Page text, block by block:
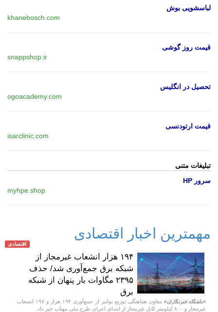
لباسشویی بوش
khanebosch.com
قیمت روز گوشی
snappshop.ir
تحصیل در انگلیس
ogoacademy.com
قیمت ارتودنسی
isarclinic.com
تبلیغات متنی
سرور HP
myhpe.shop
مهمترین اخبار اقتصادی
اقتصادی
۱۹۴ هزار انشعاب غیرمجاز از
شبکه برق جمع‌آوری شد/ حذف
۲۳۹۵ مگاوات بار پنهان از شبکه
برق
«باشگاه خبرنگاران»
معاون هماهنگی توزیع توانیر از جمع‌آوری ۱۹۴ هزار و ۱۹۷ انشعاب
غیرمجاز و ۸۰۰ کیلومتر کابل غیرمجاز از ابتدای اجرای طرح ملی مهتاب خبر داد.